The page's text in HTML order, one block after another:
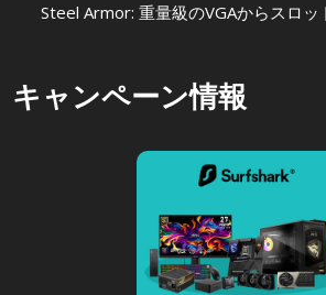
Steel Armor: 重量級のVGAからスロ
キャンペーン情報